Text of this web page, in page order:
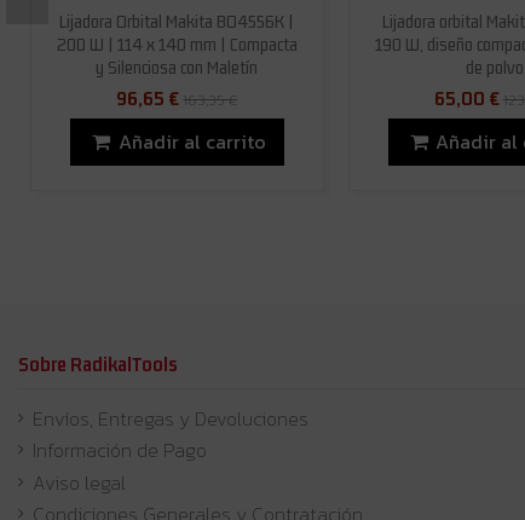
Lijadora Orbital Makita BO4556K |
200 W | 114 x 140 mm | Compacta
y Silenciosa con Maletín
96,65 € 163,35 €
Añadir al carrito
Lijadora orbital
190 W, diseño
de polvo
65,00 €
Añadir al
Sobre RadikalTools
Envíos, Entregas y Devoluciones
Información de Pago
Aviso legal